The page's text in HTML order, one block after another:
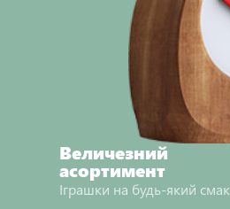
Величезний
асортимент
Іграшки на будь-який смак